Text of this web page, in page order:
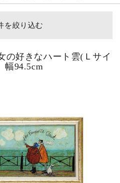
を絞り込む
ゴリー/家具
ゴリー/雑貨
の好きなハート雲(Ｌサイ
94.5cm